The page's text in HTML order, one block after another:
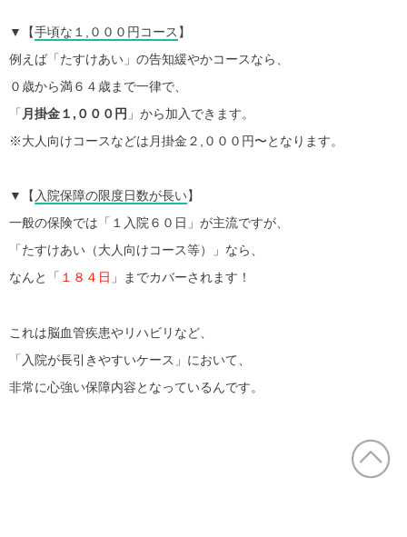
▼【手頃な１,０００円コース 】
例えば「たすけあい」の告知緩やかコースなら、
０歳から満６４歳まで一律で、
「 月掛金１,０００円 」から加入できます。
※大人向けコースなどは月掛金２,０００円〜となります。
▼【 入院保障の限度日数が長い】
一般の保険では「１入院６０日」が主流ですが、
「たすけあい（大人向けコース等）」なら、
なんと「 １８４日 」までカバーされます！
これは脳血管疾患やリハビリなど、
「入院が長引きやすいケース」において、
非常に心強い保障内容となっているんです。